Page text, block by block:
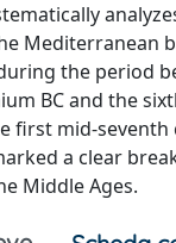
Mediterranean
the period
BC and the
first mid-seventh
a clear
Middle Ages.